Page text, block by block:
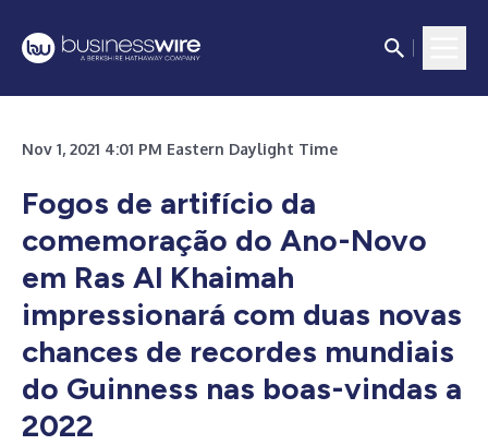
Nov 1, 2021 4:01 PM Eastern Daylight Time
Fogos de artifício da
comemoração do Ano-Novo
em Ras Al Khaimah
impressionará com duas novas
chances de recordes mundiais
do Guinness nas boas-vindas a
2022